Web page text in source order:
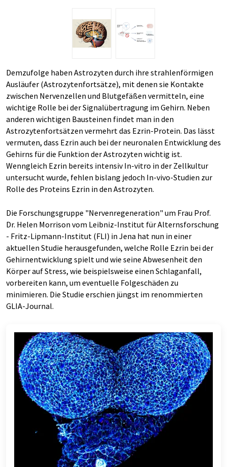
Demzufolge haben Astrozyten durch ihre strahlenförmigen
Ausläufer (Astrozytenfortsätze), mit denen sie Kontakte
zwischen Nervenzellen und Blutgefäßen vermitteln, eine
wichtige Rolle bei der Signalübertragung im Gehirn. Neben
anderen wichtigen Bausteinen findet man in den
Astrozytenfortsätzen vermehrt das Ezrin-Protein. Das lässt
vermuten, dass Ezrin auch bei der neuronalen Entwicklung des
Gehirns für die Funktion der Astrozyten wichtig ist.
Wenngleich Ezrin bereits intensiv In-vitro in der Zellkultur
untersucht wurde, fehlen bislang jedoch In-vivo-Studien zur
Rolle des Proteins Ezrin in den Astrozyten.
Die Forschungsgruppe "Nervenregeneration" um Frau Prof.
Dr. Helen Morrison vom Leibniz-Institut für Alternsforschung
- Fritz-Lipmann-Institut (FLI) in Jena hat nun in einer
aktuellen Studie herausgefunden, welche Rolle Ezrin bei der
Gehirnentwicklung spielt und wie seine Abwesenheit den
Körper auf Stress, wie beispielsweise einen Schlaganfall,
vorbereiten kann, um eventuelle Folgeschäden zu
minimieren. Die Studie erschien jüngst im renommierten
GLIA-Journal.